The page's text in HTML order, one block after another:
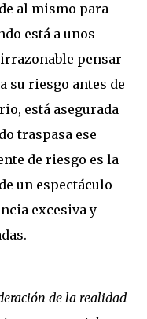
al mismo para
está a unos
pensar
su riesgo antes de
está asegurada
traspasa ese
de riesgo es la
un espectáculo
excesiva y
de la realidad